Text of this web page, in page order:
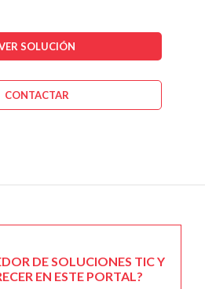
SOLUCIÓN
CONTACTAR
DE SOLUCIONES TIC Y
EN ESTE PORTAL?